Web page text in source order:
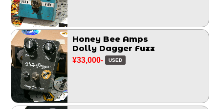
Honey Bee Amps
Dolly Dagger Fuzz
¥33,000- USED